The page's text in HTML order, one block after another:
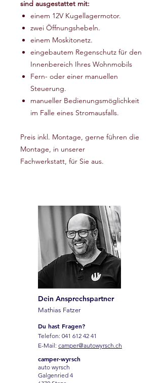
sind ausgestattet mit:
einem 12V Kugellagermotor.
zwei Öffnungshebeln.
einem Moskitonetz.
eingebautem Regenschutz für den
Innenbereich Ihres Wohnmobils
Fern- oder einer manuellen
Steuerung.
manueller Bedienungsmöglichkeit
im Falle eines Stromausfalls.
Preis inkl. Montage, gerne führen die
Montage, in unserer
Fachwerkstatt, für Sie aus.
Dein Ansprechspartner
Mathias Fatzer
Du hast Fragen?
Telefon: 041 612 42 41
E-Mail: camper@autowyrsch.ch
camper-wyrsch
auto wyrsch
Galgenried 4